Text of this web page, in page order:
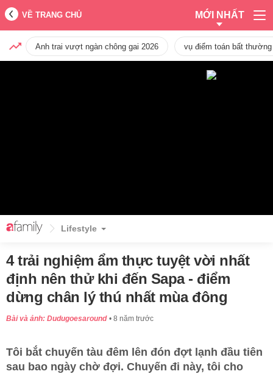
VỀ TRANG CHỦ MỚI NHẤT
Anh trai vượt ngàn chông gai 2026 vụ điểm toán bất
Lifestyle
4 trải nghiệm ẩm thực tuyệt vời nhất
định nên thử khi đến Sapa - điểm
dừng chân lý thú nhất mùa đông
Bài và ảnh: Dudugoesaround 8 năm trước
Tôi bắt chuyến tàu đêm lên đón đợt lạnh đầu tiên
sau bao ngày chờ đợi. Chuyến đi này, tôi cho